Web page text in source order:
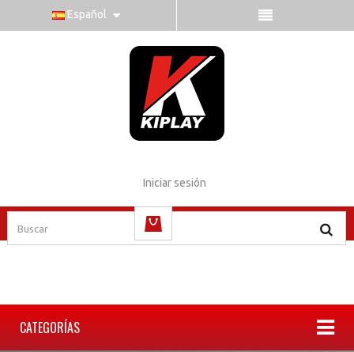
Español
Iniciar sesión
CATEGORÍAS